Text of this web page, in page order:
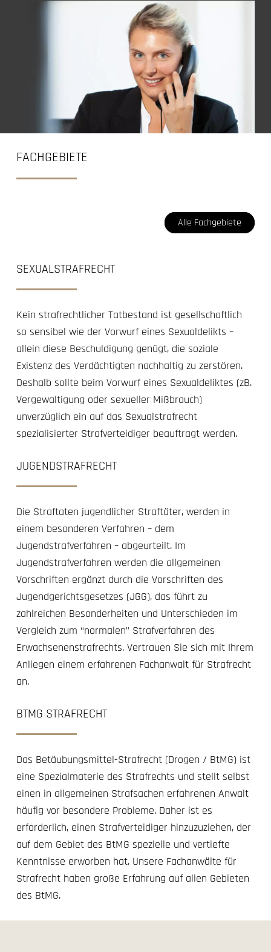
FACHGEBIETE
Alle Fachgebiete
SEXUALSTRAFRECHT
Kein strafrechtlicher Tatbestand ist gesellschaftlich
so sensibel wie der Vorwurf eines Sexualdelikts –
allein diese Beschuldigung genügt, die soziale
Existenz des Verdächtigten nachhaltig zu zerstören.
Deshalb sollte beim Vorwurf eines Sexualdeliktes (zB.
Vergewaltigung oder sexueller Mißbrauch)
unverzüglich ein auf das Sexualstrafrecht
spezialisierter Strafverteidiger beauftragt werden.
JUGENDSTRAFRECHT
Die Straftaten jugendlicher Straftäter, werden in
einem besonderen Verfahren – dem
Jugendstrafverfahren – abgeurteilt. Im
Jugendstrafverfahren werden die allgemeinen
Vorschriften ergänzt durch die Vorschriften des
Jugendgerichtsgesetzes (JGG), das führt zu
zahlreichen Besonderheiten und Unterschieden im
Vergleich zum “normalen” Strafverfahren des
Erwachsenenstrafrechts. Vertrauen Sie sich mit Ihrem
Anliegen einem erfahrenen Fachanwalt für Strafrecht
an.
BTMG STRAFRECHT
Das Betäubungsmittel-Strafrecht (Drogen / BtMG) ist
eine Spezialmaterie des Strafrechts und stellt selbst
einen in allgemeinen Strafsachen erfahrenen Anwalt
häufig vor besondere Probleme. Daher ist es
erforderlich, einen Strafverteidiger hinzuzuziehen, der
auf dem Gebiet des BtMG spezielle und vertiefte
Kenntnisse erworben hat. Unsere Fachanwälte für
Strafrecht haben große Erfahrung auf allen Gebieten
des BtMG.